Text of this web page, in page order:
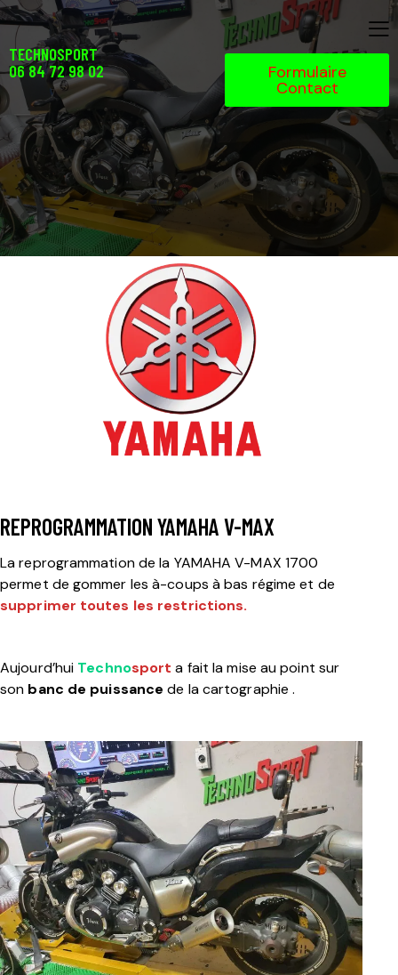
TECHNOSPORT
06 84 72 98 02
Formulaire
Contact
REPROGRAMMATION YAMAHA V-MAX
La reprogrammation de la YAMAHA V-MAX 1700
permet de gommer les à-coups à bas régime et de
supprimer toutes les restrictions.
Aujourd’hui Technosport a fait la mise au point sur
son banc de puissance de la cartographie .